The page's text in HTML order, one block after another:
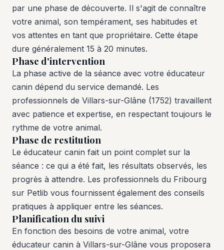
par une phase de découverte. Il s'agit de connaître
votre animal, son tempérament, ses habitudes et
vos attentes en tant que propriétaire. Cette étape
dure généralement 15 à 20 minutes.
Phase d'intervention
La phase active de la séance avec votre éducateur
canin dépend du service demandé. Les
professionnels de Villars-sur-Glâne (1752) travaillent
avec patience et expertise, en respectant toujours le
rythme de votre animal.
Phase de restitution
Le éducateur canin fait un point complet sur la
séance : ce qui a été fait, les résultats observés, les
progrès à attendre. Les professionnels du Fribourg
sur Petlib vous fournissent également des conseils
pratiques à appliquer entre les séances.
Planification du suivi
En fonction des besoins de votre animal, votre
éducateur canin à Villars-sur-Glâne vous proposera